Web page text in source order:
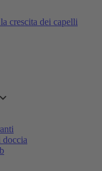
crescita dei capelli
doccia